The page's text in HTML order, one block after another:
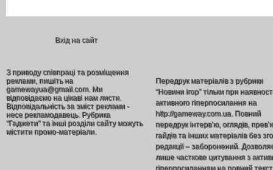
Вхід на сайт
З приводу співпраці та розміщення
реклами, пишіть на
gamewayua@gmail.com. Ми
відповідаємо на цікаві нам листи.
Відповідальність за зміст реклами -
несе рекламодавець. Рубрика
"Гаджети" та інші розділи сайту можуть
містити промо-матеріали.
Передрук матеріалів з рубрики
“Новини ігор” тільки при
активного гіперпосилання на
http://gameway.com.ua. Повний
передрук інтерв’ю, оглядів,
гайдів та інших матеріалів без
редакції – заборонений.
лише часткове цитування з